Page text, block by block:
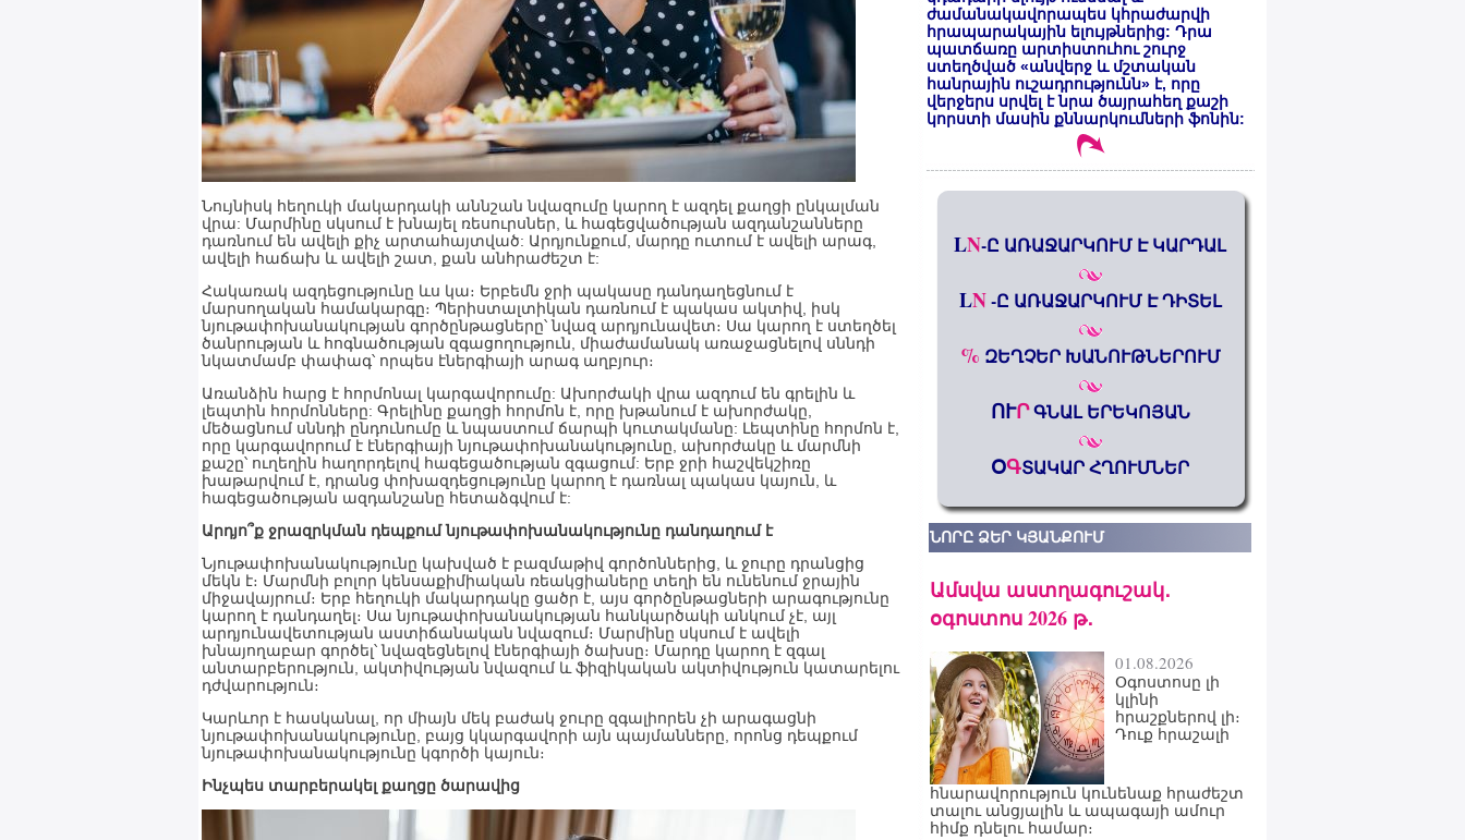
Նույնիսկ հեղուկի մակարդակի աննշան նվազումը կարող է ազդել քաղցի ընկալման
վրա: Մարմինը սկսում է խնայել ռեսուրսներ, և հագեցվածության ազդանշանները
դառնում են ավելի քիչ արտահայտված: Արդյունքում, մարդը ուտում է ավելի արագ,
ավելի հաճախ և ավելի շատ, քան անհրաժեշտ է:
Հակառակ ազդեցությունը ևս կա։ Երբեմն ջրի պակասը դանդաղեցնում է
մարսողական համակարգը։ Պերիստալտիկան դառնում է պակաս ակտիվ, իսկ
նյութափոխանակության գործընթացները՝ նվազ արդյունավետ։ Սա կարող է ստեղծել
ծանրության և հոգնածության զգացողություն, միաժամանակ առաջացնելով սննդի
նկատմամբ փափագ՝ որպես էներգիայի արագ աղբյուր։
Առանձին հարց է հորմոնալ կարգավորումը: Ախորժակի վրա ազդում են գրելին և
լեպտին հորմոնները: Գրելինը քաղցի հորմոն է, որը խթանում է ախորժակը,
մեծացնում սննդի ընդունումը և նպաստում ճարպի կուտակմանը: Լեպտինը հորմոն է,
որը կարգավորում է էներգիայի նյութափոխանակությունը, ախորժակը և մարմնի
քաշը՝ ուղեղին հաղորդելով հագեցածության զգացում: Երբ ջրի հաշվեկշիռը
խաթարվում է, դրանց փոխազդեցությունը կարող է դառնալ պակաս կայուն, և
հագեցածության ազդանշանը հետաձգվում է:
Արդյո՞ք ջրազրկման դեպքում նյութափոխանակությունը դանդաղում է
Նյութափոխանակությունը կախված է բազմաթիվ գործոններից, և ջուրը դրանցից
մեկն է։ Մարմնի բոլոր կենսաքիմիական ռեակցիաները տեղի են ունենում ջրային
միջավայրում։ Երբ հեղուկի մակարդակը ցածր է, այս գործընթացների արագությունը
կարող է դանդաղել։ Սա նյութափոխանակության հանկարծակի անկում չէ, այլ
արդյունավետության աստիճանական նվազում։ Մարմինը սկսում է ավելի
խնայողաբար գործել՝ նվազեցնելով էներգիայի ծախսը։ Մարդը կարող է զգալ
անտարբերություն, ակտիվության նվազում և ֆիզիկական ակտիվություն կատարելու
դժվարություն։
Կարևոր է հասկանալ, որ միայն մեկ բաժակ ջուրը զգալիորեն չի արագացնի
նյութափոխանակությունը, բայց կկարգավորի այն պայմանները, որոնց դեպքում
նյութափոխանակությունը կգործի կայուն։
Ինչպես տարբերակել քաղցը ծարավից
ժամանակավորապես կհրաժարվի
հրապարակային ելույթներից: Դրա
պատճառը արտիստուհու շուրջ
ստեղծված «անվերջ և մշտական
հանրային ուշադրությունն» է, որը
վերջերս սրվել է նրա ծայրահեղ քաշի
կորստի մասին քննարկումների ֆոնին:
LN-Ը ԱՌԱՋԱՐԿՈՒՄ Է ԿԱՐԴԱԼ
LN-Ը ԱՌԱՋԱՐԿՈՒՄ Է ԴԻՏԵԼ
% ԶԵՂՉԵՐ ԽԱՆՈՒԹՆԵՐՈՒՄ
ՈՒՐԳՆԱԼ ԵՐԵԿՈՅԱՆ
ՕԳՏԱԿԱՐ ՀՂՈՒՄՆԵՐ
ՆՈՐԸ ՁԵՐ ԿՅԱՆՔՈՒՄ
Ամսվա աստղագուշակ․
օգոստոս 2026 թ․
01.08.2026
Օգոստոսը լի
կլինի
հրաշքներով լի։
Դուք հրաշալի
հնարավորություն կունենաք հրաժեշտ
տալու անցյալին և ապագայի ամուր
հիմք դնելու համար։